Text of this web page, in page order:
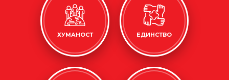
ХУМАНОСТ ЕДИНСТВО